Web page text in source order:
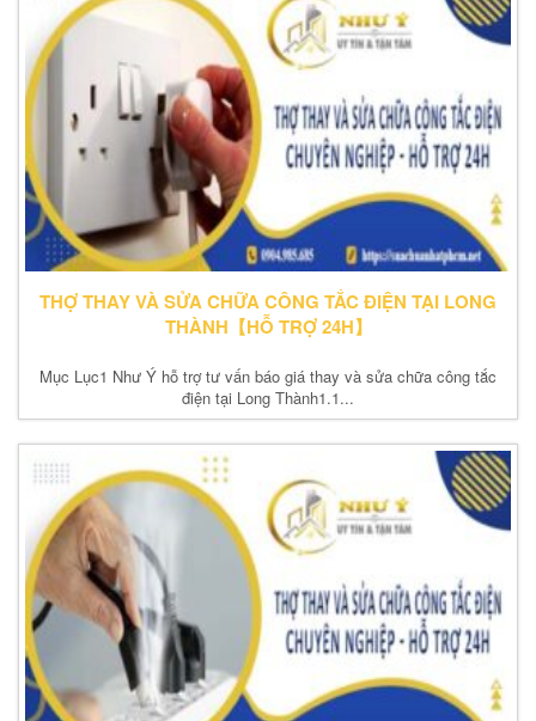
THỢ THAY VÀ SỬA CHỮA CÔNG TẮC ĐIỆN TẠI LONG
THÀNH【HỖ TRỢ 24H】
Mục Lục1 Như Ý hỗ trợ tư vấn báo giá thay và sửa chữa công tắc
điện tại Long Thành1.1...